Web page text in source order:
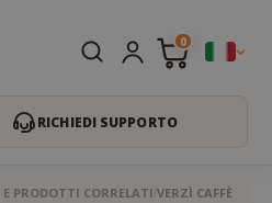
0
RICHIEDI SUPPORTO
E PRODOTTI CORRELATI VERZÌ CAFFÈ